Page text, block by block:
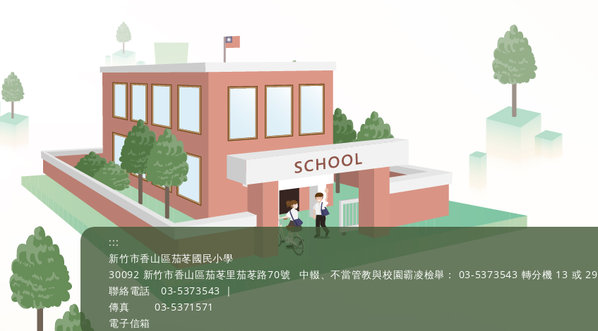
:::
新竹市香山區茄苳國民小學
30092 新竹市香山區茄苳里茄苳路70號
中輟、不當管教與校園霸凌檢舉： 03-5373543 轉分機 13 或 29
聯絡電話
03-5373543
|
傳真
03-5371571
電子信箱